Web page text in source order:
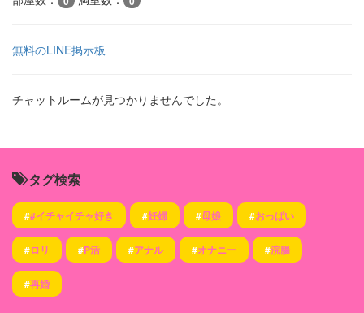
無料のLINE掲示板
チャットルームが見つかりませんでした。
タグ検索
##イチャイチャ好き #妊婦 #母娘 #おっぱい
#ロリ #P活 #アナル #オナニー #浣腸
#再婚